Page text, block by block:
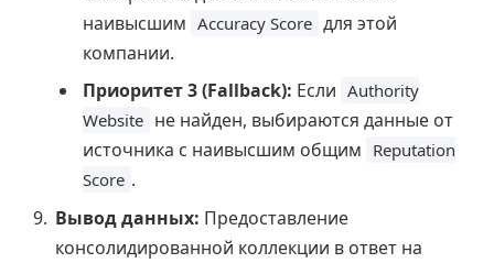
наивысшим Accuracy Score для этой
компании.
Приоритет 3 (Fallback): Если Authority
Website не найден, выбираются данные от
источника с наивысшим общим Reputation
Score .
Вывод данных: Предоставление
консолидированной коллекции в ответ на